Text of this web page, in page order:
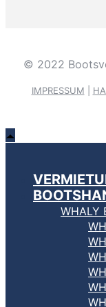
© 2022
IMPRESSUM
WHALY